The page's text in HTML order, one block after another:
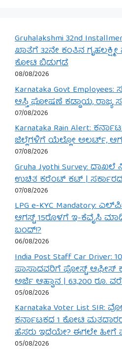
Gruhalakshmi 32nd
ಖಾತೆಗೆ 32ನೇ ಕಂತಿನ
ಕೋಟಿ ಬಿಡುಗಡೆ
08/08/2026
Karnataka Govt
ಆಸ್ತಿ ಘೋಷಣೆ ಕಡ್ಡಾಯ, ರಾಜ್ಯ
07/08/2026
Karnataka Rain Alert:
ಜಿಲ್ಲೆಗಳಿಗೆ ಯೆಲ್ಲೋ ಅಲರ್ಟ್,
07/08/2026
Gruha Jyothi Survey:
ಉಚಿತ ಕರೆಂಟ್ ಕಟ್ |
07/08/2026
LPG e-KYC Mandatory:
ಆಗಸ್ಟ್ 15ರೊಳಗೆ ಇ-ಕೆವೈಸಿ
ಬಂದ್!?
06/08/2026
India Post Staff Car Driver:
ಪಾಸಾದವರಿಗೆ ಪೋಸ್ಟ್ ಆಫೀಸ್
ಅರ್ಜಿ ಆಹ್ವಾನ | 63,200 ರೂ.
05/08/2026
Karnataka Voter List SIR:
ಕರ್ನಾಟಕದ 1 ಕೋಟಿ
ಹೆಸರು ಇದೆಯೇ? ಈಗಲೇ ಹೀಗೆ
05/08/2026